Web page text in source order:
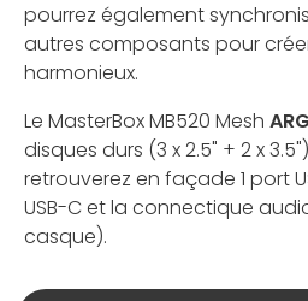
pourrez également
autres composants pour
harmonieux.
Le MasterBox MB520 Mesh
disques durs (3 x 2.5" + 2 x
retrouverez en façade 1 port
USB-C et la connectique
casque).